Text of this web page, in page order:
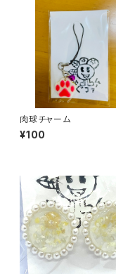
肉球チャーム
¥100